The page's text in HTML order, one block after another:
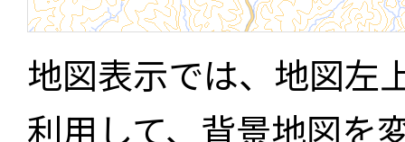
地図表示では、地図左
利用して、背景地図を